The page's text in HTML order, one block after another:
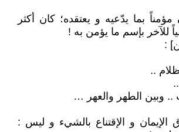
مؤمناً بما يدّعيه و يعتقده؛ كان أكثر
للآخر بإسم ما يؤمن به !
:
..
.. وبين الطهر والعهر …
الإيمان و الإقتناع بالشيء و ليس :